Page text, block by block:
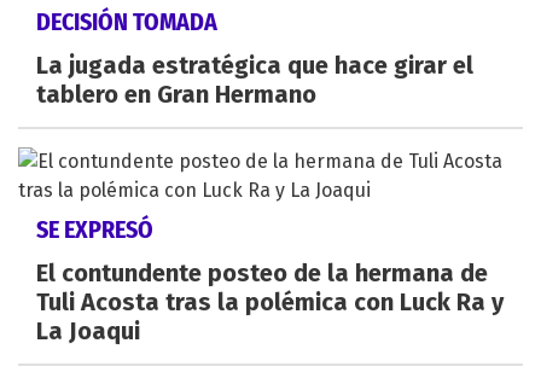
DECISIÓN TOMADA
La jugada estratégica que hace girar el
tablero en Gran Hermano
SE EXPRESÓ
El contundente posteo de la hermana de
Tuli Acosta tras la polémica con Luck Ra y
La Joaqui